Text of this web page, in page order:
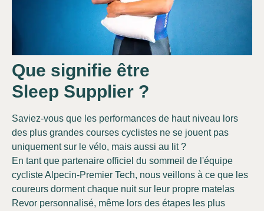
Que signifie être
Sleep Supplier ?
Saviez-vous que les performances de haut niveau lors
des plus grandes courses cyclistes ne se jouent pas
uniquement sur le vélo, mais aussi au lit ?
En tant que partenaire officiel du sommeil de l'équipe
cycliste Alpecin-Premier Tech, nous veillons à ce que les
coureurs dorment chaque nuit sur leur propre matelas
Revor personnalisé, même lors des étapes les plus